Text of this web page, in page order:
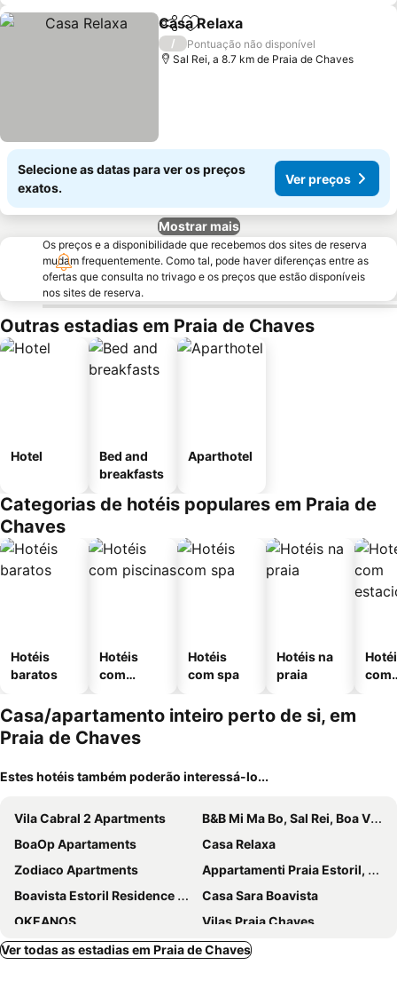
PartilharAdicionar aos favoritos
Casa Relaxa
/
Pontuação não disponível
Sal Rei, a 8.7 km de Praia de Chaves
Selecione as datas para ver os preços
exatos.
Ver preços
Mostrar mais
Os preços e a disponibilidade que recebemos dos sites de reserva
mudam frequentemente. Como tal, pode haver diferenças entre as
ofertas que consulta no trivago e os preços que estão disponíveis
nos sites de reserva.
Outras estadias em Praia de Chaves
Hotel
Bed and
breakfasts
Aparthotel
Categorias de hotéis populares em Praia de
Chaves
Hotéis
baratos
Hotéis
com
Hotéis
com spa
Hotéis na
praia
com
Casa/apartamento inteiro perto de si, em
Praia de Chaves
Estes hotéis também poderão interessá-lo...
Vila Cabral 2 Apartments
B&B Mi Ma Bo, Sal Rei, Boa Vista, Cape Verde, FREE WI-FI
BoaOp Apartaments
Casa Relaxa
Zodiaco Apartments
Appartamenti Praia Estoril, Sal Rei, Boa Vista
Boavista Estoril Residence Sol & Mar
Casa Sara Boavista
OKEANOS
Vilas Praia Chaves
Vista Oceano - Boa Vista Island
Large Townhouse close to Beach
Ver todas as estadias em Praia de Chaves